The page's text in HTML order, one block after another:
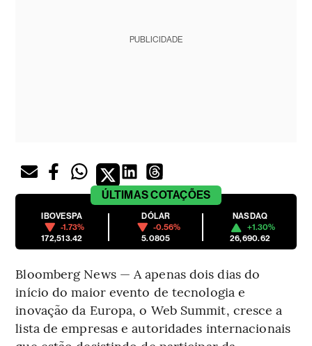
PUBLICIDADE
ÚLTIMASCOTAÇÕES
IBOVESPA
-1.73%
172,513.42
DÓLAR
-0.56%
5.0805
NASDAQ
+1.30%
26,690.62
Bloomberg News — A apenas dois dias do
início do maior evento de tecnologia e
inovação da Europa, o Web Summit, cresce a
lista de empresas e autoridades internacionais